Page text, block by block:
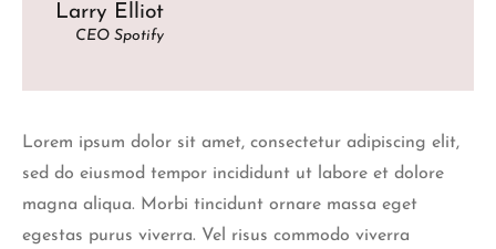
Larry Elliot
CEO Spotify
Lorem ipsum dolor sit amet, consectetur adipiscing elit,
sed do eiusmod tempor incididunt ut labore et dolore
magna aliqua. Morbi tincidunt ornare massa eget
egestas purus viverra. Vel risus commodo viverra